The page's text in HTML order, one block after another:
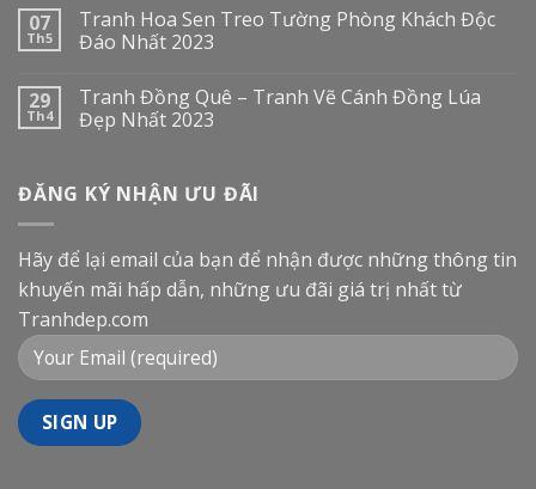
07
Th5
Tranh Hoa Sen Treo Tường Phòng Khách Độc
Đáo Nhất 2023
29
Th4
Tranh Đồng Quê – Tranh Vẽ Cánh Đồng Lúa
Đẹp Nhất 2023
ĐĂNG KÝ NHẬN ƯU ĐÃI
Hãy để lại email của bạn để nhận được những thông tin
khuyến mãi hấp dẫn, những ưu đãi giá trị nhất từ
Tranhdep.com